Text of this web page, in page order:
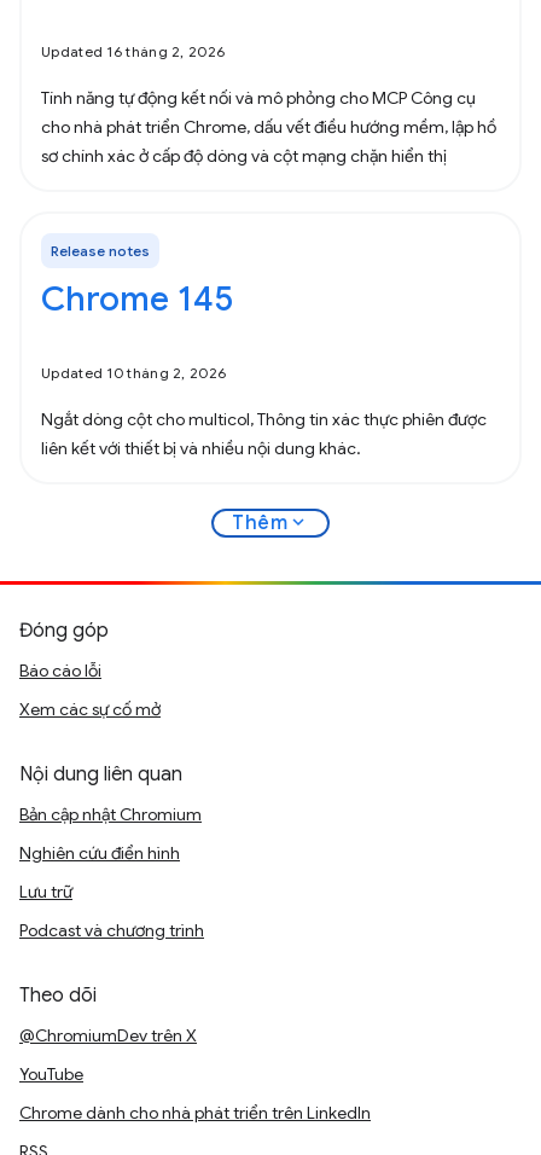
Updated 16 tháng 2, 2026
Tính năng tự động kết nối và mô phỏng cho MCP Công cụ
cho nhà phát triển Chrome, dấu vết điều hướng mềm, lập hồ
sơ chính xác ở cấp độ dòng và cột mạng chặn hiển thị
Release notes
Chrome 145
Updated 10 tháng 2, 2026
Ngắt dòng cột cho multicol, Thông tin xác thực phiên được
liên kết với thiết bị và nhiều nội dung khác.
Thêm expand_more
Đóng góp
Báo cáo lỗi
Xem các sự cố mở
Nội dung liên quan
Bản cập nhật Chromium
Nghiên cứu điển hình
Lưu trữ
Podcast và chương trình
Theo dõi
@ChromiumDev trên X
YouTube
Chrome dành cho nhà phát triển trên LinkedIn